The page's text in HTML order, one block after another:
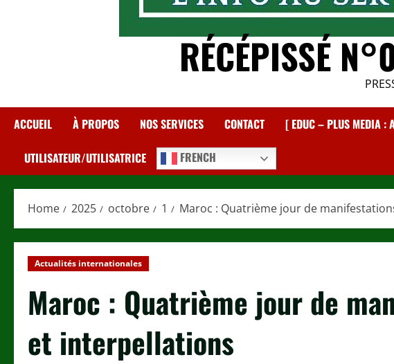
RÉCÉPISSÉ
ACCUEIL À PROPOS NOS SERVICES CONTACT [ EDUC – PLUS MEDIA :
UTILISATEUR/UTILISATRICE FRENCH
Home 2025 octobre 1 Maroc : Quatrième jour de
Actualités internationales
Maroc : Quatrième jour de
et interpellations